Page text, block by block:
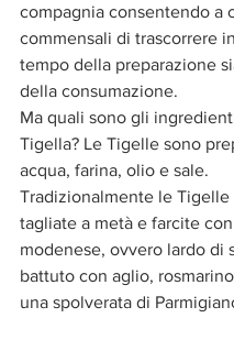
compagnia consentendo a
commensali di trascorrere
tempo della preparazione
della consumazione.
Ma quali sono gli
Tigella? Le Tigelle sono
acqua, farina, olio e sale.
Tradizionalmente le Tigelle
tagliate a metà e farcite
modenese, ovvero lardo di
battuto con aglio,
una spolverata di